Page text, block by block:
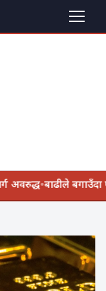
अवरुद्ध•बाढीले बगाउँदा